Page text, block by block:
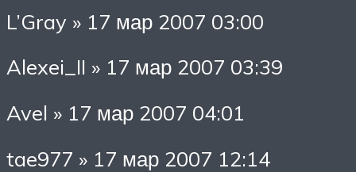
L’Gray » 17 мар 2007 03:00
Alexei_II » 17 мар 2007 03:39
Avel » 17 мар 2007 04:01
tae977 » 17 мар 2007 12:14